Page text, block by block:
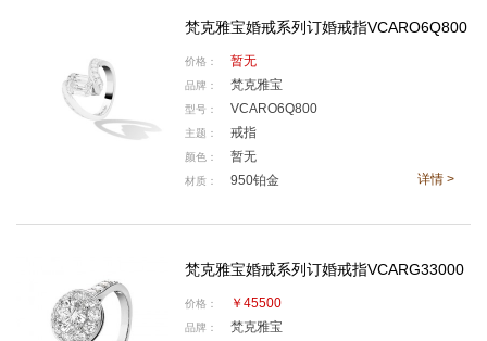
Lady Arpels Pont des Amoureux Jour及 Lady Arpels Pont des Amo
ureux腕表
梵克雅宝婚戒系列订婚戒指VCARO6Q800
价格： 暂无
品牌： 梵克雅宝
型号： VCARO6Q800
主题： 戒指
颜色： 暂无
材质： 950铂金 详情 >
梵克雅宝婚戒系列订婚戒指VCARG33000
价格： ￥45500
品牌： 梵克雅宝